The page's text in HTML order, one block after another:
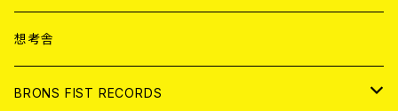
ANALOG
CD
アパレル
想考舎
BRONS FIST RECORDS